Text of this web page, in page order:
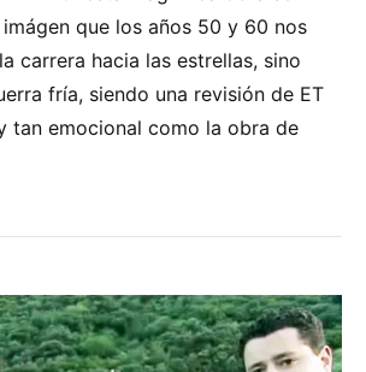
que los años 50 y 60 nos
carrera hacia las estrellas, sino
fría, siendo una revisión de ET
tan emocional como la obra de